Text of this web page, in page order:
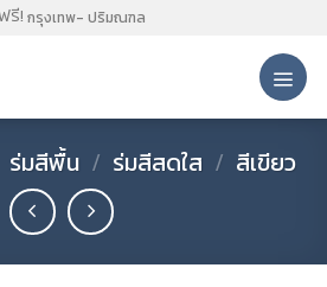
รี! กรุงเทพ- ปริมณฑล
ร่มสีพื้น / ร่มสีสดใส / สีเขียว